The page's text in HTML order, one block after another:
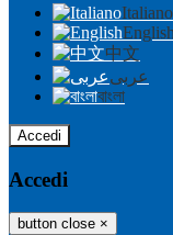
Italiano
English
中文
عربى
বাংলা
Accedi
Accedi
button close ×